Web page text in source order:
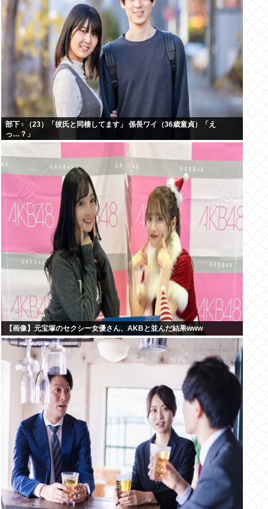
部下♀（23）「彼氏と同棲してます」 係長ワイ（36歳童貞）「え
っ…？」
【画像】元宝塚のセクシー女優さん、AKBと並んだ結果www